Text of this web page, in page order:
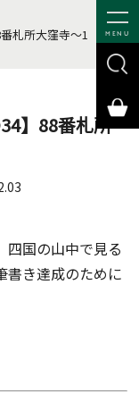
MENU
札所大窪寺～1
】88番札所
四国の山中で見る
書き達成のために